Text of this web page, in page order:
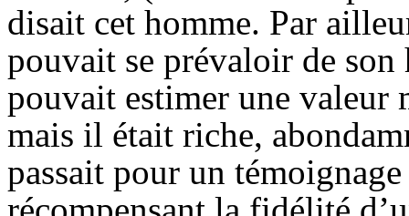
disait cet homme. Par
pouvait se prévaloir de
pouvait estimer une valeur
mais il était riche,
passait pour un